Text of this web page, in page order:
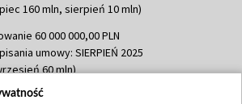
160 mln, sierpień 10 mln)
60 000 000,00 PLN
umowy: SIERPIEŃ 2025
60 mln)
635 783 051,21 PLN